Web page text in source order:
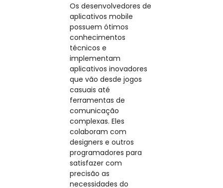
Os desenvolvedores de
aplicativos mobile
possuem ótimos
conhecimentos
técnicos e
implementam
aplicativos inovadores
que vão desde jogos
casuais até
ferramentas de
comunicação
complexas. Eles
colaboram com
designers e outros
programadores para
satisfazer com
precisão as
necessidades do